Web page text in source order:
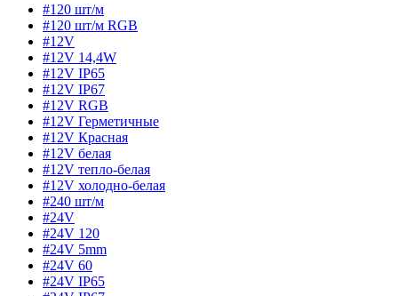
#120 шт/м
#120 шт/м RGB
#12V
#12V 14,4W
#12V IP65
#12V IP67
#12V RGB
#12V Герметичные
#12V Красная
#12V белая
#12V тепло-белая
#12V холодно-белая
#240 шт/м
#24V
#24V 120
#24V 5mm
#24V 60
#24V IP65